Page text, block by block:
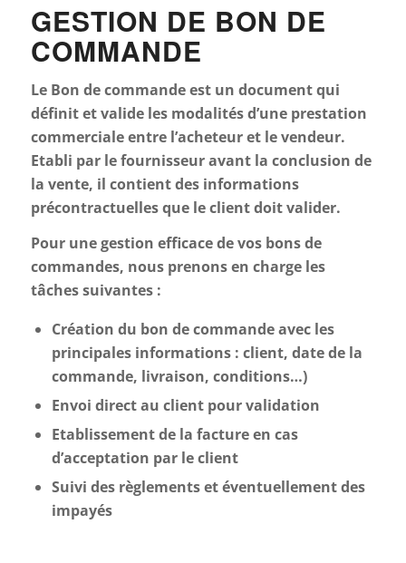
GESTION DE BON DE
COMMANDE
Le Bon de commande est un document qui
définit et valide les modalités d’une prestation
commerciale entre l’acheteur et le vendeur.
Etabli par le fournisseur avant la conclusion de
la vente, il contient des informations
précontractuelles que le client doit valider.
Pour une gestion efficace de vos bons de
commandes, nous prenons en charge les
tâches suivantes :
Création du bon de commande avec les
principales informations : client, date de la
commande, livraison, conditions…)
Envoi direct au client pour validation
Etablissement de la facture en cas
d’acceptation par le client
Suivi des règlements et éventuellement des
impayés